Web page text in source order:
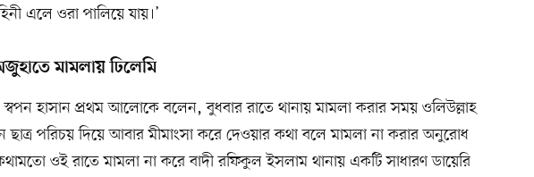
এলে ওরা পালিয়ে যায়।’
মামলায় ঢিলেমি
স্বপন হাসান প্রথম আলোকে বলেন, বুধবার রাতে থানায় মামলা করার সময় ওলিউল্লাহ
পরিচয় দিয়ে আবার মীমাংসা করে দেওয়ার কথা বলে মামলা না করার অনুরোধ
ওই রাতে মামলা না করে বাদী রফিকুল ইসলাম থানায় একটি সাধারণ ডায়েরি